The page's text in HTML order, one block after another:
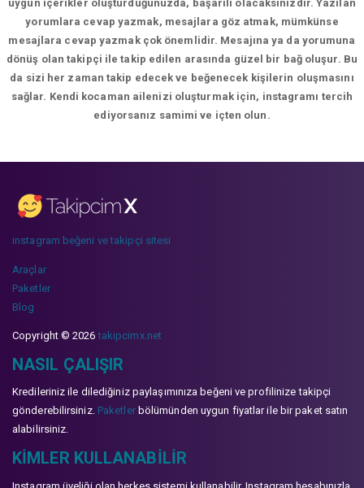
uygun içerikler oluşturduğunuzda, başarılı olacaksınızdır. Yazılan
yorumlara cevap yazmak, mesajlara göz atmak, mümkünse
mesajlara cevap yazmak çok önemlidir. Mesajına ya da yorumuna
dönüş olan takipçi ile takip edilen arasında güzel bir bağ oluşur. Bu
da sizi her zaman takip edecek ve beğenecek kişilerin oluşmasını
sağlar. Kendi kocaman ailenizi oluşturmak için, instagramı tercih
ediyorsanız samimi ve içten olun.
instagram beğeni ve takipçi sitesi
Araçlar
Paketler
Blog
Copyright © 2026takipcimx.net
NASIL ÇALIŞIR
Kredileriniz ile dilediğiniz paylaşımınıza beğeni ve profilinize takipçi
gönderebilirsiniz. Paketlerbölümünden uygun fiyatlar ile bir paket satın
alabilirsiniz.
KIMLER KULLANABILIR
Instagram üyeliği olan herkes sistemi kullanabilir. Instagram hesabınızla